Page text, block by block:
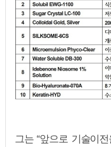
그는 “앞으로 기술이